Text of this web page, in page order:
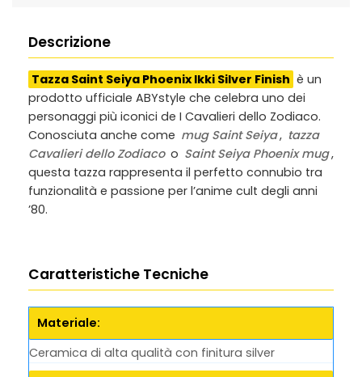
Descrizione
Tazza Saint Seiya Phoenix Ikki Silver Finish è un
prodotto ufficiale ABYstyle che celebra uno dei
personaggi più iconici de I Cavalieri dello Zodiaco.
Conosciuta anche come mug Saint Seiya, tazza
Cavalieri dello Zodiaco o Saint Seiya Phoenix mug,
questa tazza rappresenta il perfetto connubio tra
funzionalità e passione per l’anime cult degli anni
’80.
Caratteristiche Tecniche
Materiale:
Ceramica di alta qualità con finitura silver